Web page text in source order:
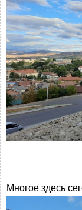
Многое здесь